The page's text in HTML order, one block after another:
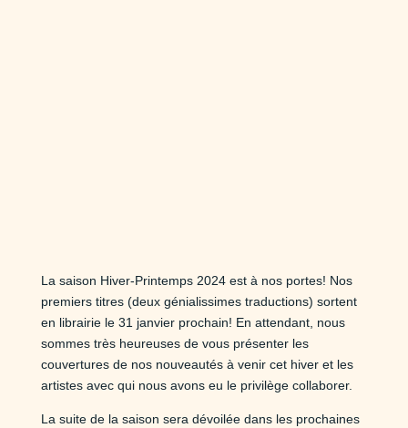
La saison Hiver-Printemps 2024 est à nos portes! Nos
premiers titres (deux génialissimes traductions) sortent
en librairie le 31 janvier prochain! En attendant, nous
sommes très heureuses de vous présenter les
couvertures de nos nouveautés à venir cet hiver et les
artistes avec qui nous avons eu le privilège collaborer.
La suite de la saison sera dévoilée dans les prochaines